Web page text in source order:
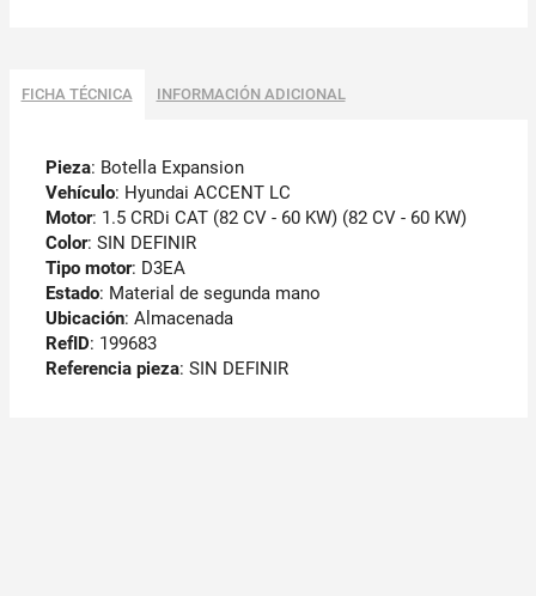
FICHA TÉCNICA INFORMACIÓN ADICIONAL
Pieza: Botella Expansion
Vehículo: Hyundai ACCENT LC
Motor: 1.5 CRDi CAT (82 CV - 60 KW) (82 CV - 60 KW)
Color: SIN DEFINIR
Tipo motor: D3EA
Estado: Material de segunda mano
Ubicación: Almacenada
RefID: 199683
Referencia pieza: SIN DEFINIR